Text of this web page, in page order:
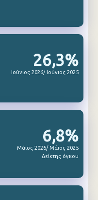
26,3%
Ιούνιος 2026/ Ιούνιος 2025
6,8%
Μάιος 2026/ Μάιος 2025
Δείκτης όγκου